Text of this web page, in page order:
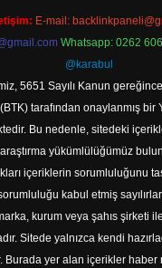
E-mail:
Whatsapp: 0262
@karabul
5651 Sayılı Kanun
tarafından onaylanmış bir
Bu nedenle, sitedeki
yükümlülüğümüz
içeriklerin sorumluluğunu
kabul etmiş
kurum veya şahıs şirketi
Sitede yalnızca kendi
Burada yer alan içerikler haber